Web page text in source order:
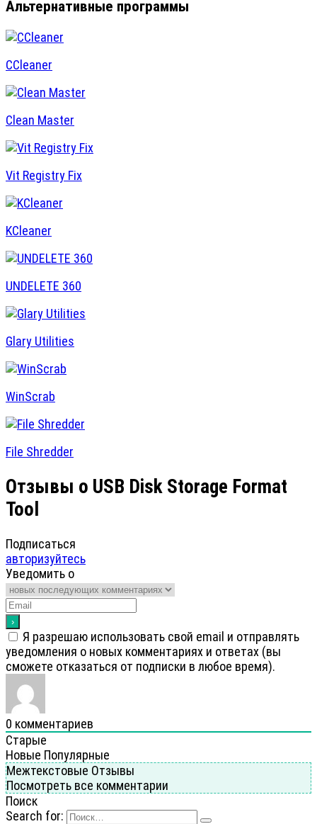
Альтернативные программы
CCleaner
Clean Master
Vit Registry Fix
KCleaner
UNDELETE 360
Glary Utilities
WinScrab
File Shredder
Отзывы о USB Disk Storage Format
Tool
Подписаться
авторизуйтесь
Уведомить о
Я разрешаю использовать свой email и отправлять
уведомления о новых комментариях и ответах (вы
cможете отказаться от подписки в любое время).
0 комментариев
Старые
Новые Популярные
Межтекстовые Отзывы
Посмотреть все комментарии
Поиск
Search for: